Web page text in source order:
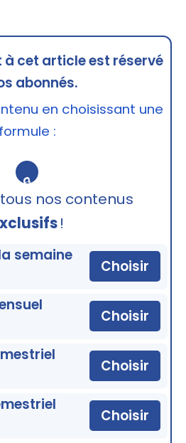
à cet article est réservé
abonnés.
en choisissant une
formule :
🔒
nos contenus
!
semaine
Choisir
Choisir
Choisir
Choisir